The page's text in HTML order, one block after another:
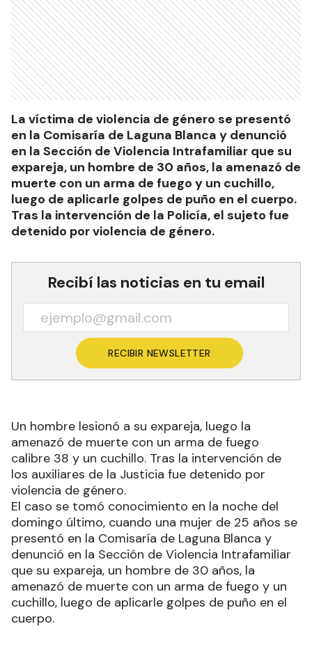
La víctima de violencia de género se presentó
en la Comisaría de Laguna Blanca y denunció
en la Sección de Violencia Intrafamiliar que su
expareja, un hombre de 30 años, la amenazó de
muerte con un arma de fuego y un cuchillo,
luego de aplicarle golpes de puño en el cuerpo.
Tras la intervención de la Policía, el sujeto fue
detenido por violencia de género.
Recibí las noticias en tu email
RECIBIR NEWSLETTER
Un hombre lesionó a su expareja, luego la
amenazó de muerte con un arma de fuego
calibre 38 y un cuchillo. Tras la intervención de
los auxiliares de la Justicia fue detenido por
violencia de género.
El caso se tomó conocimiento en la noche del
domingo último, cuando una mujer de 25 años se
presentó en la Comisaría de Laguna Blanca y
denunció en la Sección de Violencia Intrafamiliar
que su expareja, un hombre de 30 años, la
amenazó de muerte con un arma de fuego y un
cuchillo, luego de aplicarle golpes de puño en el
cuerpo.